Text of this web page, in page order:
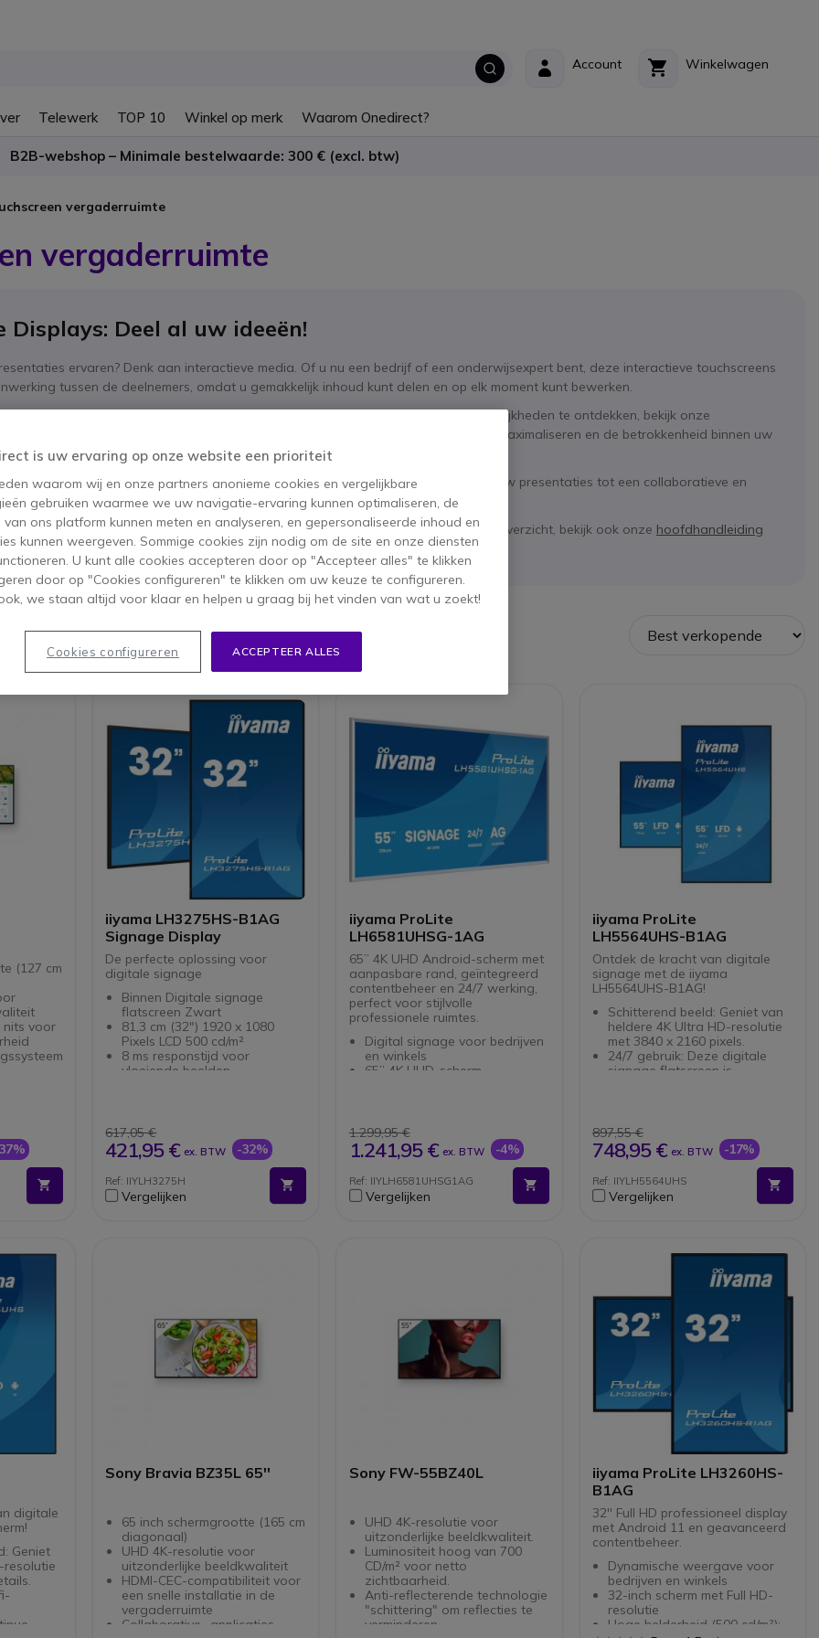
Winkelwagen
Account
Telewerk TOP 10 Winkel op merk Waarom Onedirect?
B2B-webshop – Minimale bestelwaarde: 300 € (excl. btw)
vergaderruimte
vergaderruimte
Displays: Deel al uw ideeën!
ervaren? Denk aan interactieve media. Of u nu een bedrijf of een onderwijsexpert bent, deze interactieve touchscreens
tussen de deelnemers, omdat u gemakkelijk inhoud kunt delen en op elk moment kunt bewerken.
komen over de voordelen van interactieve touchscreens en de beste gebruiksmogelijkheden te ontdekken, bekijk onze
touchscreens
. Deze gids helpt u de efficiëntie van uw presentaties te maximaliseren en de betrokkenheid binnen uw
u een breed scala aan interactieve producten van de nieuwste technologie om uw presentaties tot een collaboratieve en
te maken.
voor beamers te verkennen, ontdek onzegids voor beamers. Voor een algemeen overzicht, bekijk ook onze hoofdhandleiding
.
1-40 van 179
(127 cm
nits voor
tot
voor
up in
voor het
en
5000:
16
VESA
iiyama LH3275HS-B1AG
Signage Display
De perfecte oplossing voor
digitale signage
Binnen Digitale signage
flatscreen Zwart
81,3 cm (32") 1920 x 1080
Pixels LCD 500 cd/m²
8 ms responstijd voor
vloeiende beelden
20 W vermogen
Ondersteunt 24/7 werking
VESA-montage voor
617,05 €
421,95 € ex. BTW -32%
Ref: IIYLH3275H
Vergelijken
iiyama ProLite
LH6581UHSG-1AG
65” 4K UHD Android-scherm met
aanpasbare rand, geïntegreerd
contentbeheer en 24/7 werking,
perfect voor stijlvolle
professionele ruimtes.
Digital signage voor bedrijven
en winkels
65” 4K UHD-scherm
frame: maatwerk afwerking
Android 14 interface met apps
24/7 continue weergave
Volledige connectiviteit: HDMI,
USB-C, WiFi, RS232, LAN
FailOver-functie:
1.299,95 €
1.241,95 € ex. BTW -4%
Ref: IIYLH6581UHSG1AG
Vergelijken
iiyama ProLite
LH5564UHS-B1AG
Ontdek de kracht van digitale
signage met de iiyama
LH5564UHS-B1AG!
Schitterend beeld: Geniet van
heldere 4K Ultra HD-resolutie
met 3840 x 2160 pixels.
24/7 gebruik: Deze digitale
signage flatscreen is
Flexibele connectiviteit:
Voorzie je displays van
content via Wifi of Ethernet
Ingebouwde luidsprekers: Met
20W vermogen hoef je geen
zwarte ontwerp past perfect
in elke binnenomgeving.
897,55 €
748,95 € ex. BTW -17%
Ref: IIYLH5564UHS
Vergelijken
digitale
Geniet
resolutie
Sony Bravia BZ35L 65''
65 inch schermgrootte (165 cm
diagonaal)
UHD 4K-resolutie voor
uitzonderlijke beeldkwaliteit
HDMI-CEC-compatibiliteit voor
een snelle installatie in de
vergaderruimte
Collaborative -applicaties
Sony FW-55BZ40L
UHD 4K-resolutie voor
uitzonderlijke beeldkwaliteit.
Luminositeit hoog van 700
CD/m² voor netto
zichtbaarheid.
Anti-reflecterende technologie
"schittering" om reflecties te
verminderen.
iiyama ProLite LH3260HS-
B1AG
32'' Full HD professioneel display
met Android 11 en geavanceerd
contentbeheer.
Dynamische weergave voor
bedrijven en winkels
32-inch scherm met Full HD-
resolutie
Hoge helderheid (500 cd/m²):
is uw ervaring op onze website een prioriteit
waarom wij en onze partners anonieme cookies en vergelijkbare
gebruiken waarmee we uw navigatie-ervaring kunnen optimaliseren, de
ons platform kunnen meten en analyseren, en gepersonaliseerde inhoud en
kunnen weergeven. Sommige cookies zijn nodig om de site en onze diensten
U kunt alle cookies accepteren door op "Accepteer alles" te klikken
door op "Cookies configureren" te klikken om uw keuze te configureren.
we staan altijd voor klaar en helpen u graag bij het vinden van wat u zoekt!
ACCEPTEER ALLES
Cookies configureren